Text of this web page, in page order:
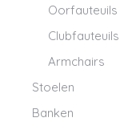
Oorfauteuils
Clubfauteuils
Armchairs
Stoelen
Banken